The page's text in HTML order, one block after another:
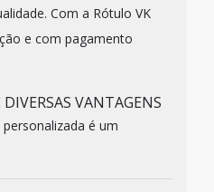
Com a Rótulo VK
e com pagamento
VANTAGENS
é um